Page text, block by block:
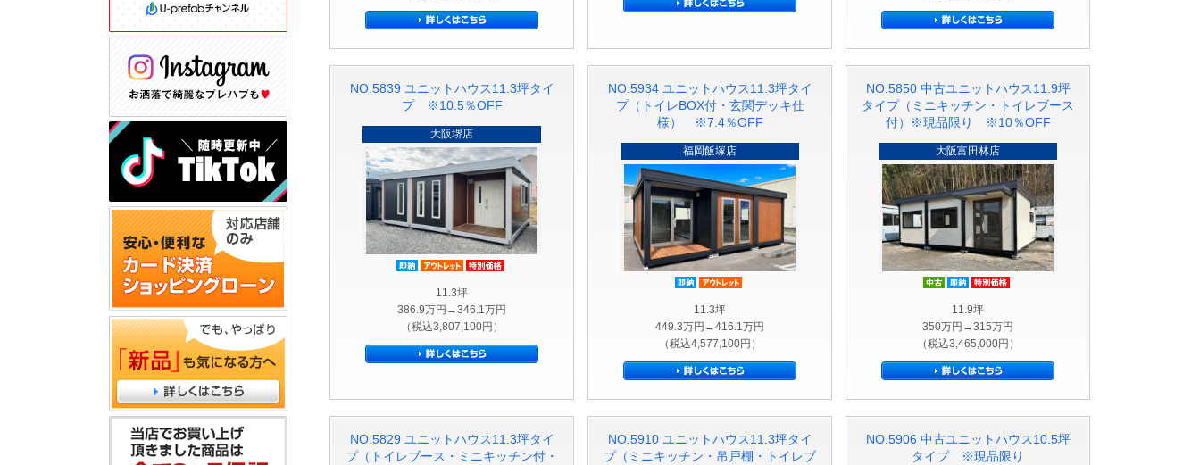
NO.5839 ユニットハウス11.3坪タイ
プ ※10.5％OFF
大阪堺店
即納品 アウトレット品
11.3坪
386.9万円→346.1万円
（税込3,807,100円）
NO.5934 ユニットハウス11.3坪タイ
プ（トイレBOX付・玄関デッキ仕
様） ※7.4％OFF
福岡飯塚店
即納品
11.3坪
449.3万円→416.1万円
（税込4,577,100円）
NO.5850 中古ユニットハウス11.9坪
タイプ（ミニキッチン・トイレブース
付）※現品限り ※10％OFF
大阪富田林店
中古即納品
11.9坪
350万円→315万円
（税込3,465,000円）
NO.5829 ユニットハウス11.3坪タイ
プ（トイレブース・ミニキッチン付・
NO.5910 ユニットハウス11.3坪タイ
プ（ミニキッチン・吊戸棚・トイレブ
NO.5906 中古ユニットハウス10.5坪
タイプ ※現品限り